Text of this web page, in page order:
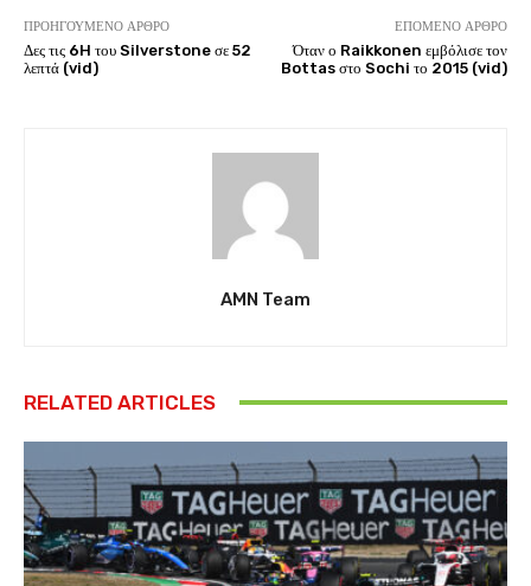
ΠΡΟΗΓΟΎΜΕΝΟ ΆΡΘΡΟ
Δες τις 6H του Silverstone σε 52
λεπτά (vid)
ΕΠΌΜΕΝΟ ΆΡΘΡΟ
Όταν ο Raikkonen εμβόλισε τον
Bottas στο Sochi το 2015 (vid)
AMN Team
RELATED ARTICLES